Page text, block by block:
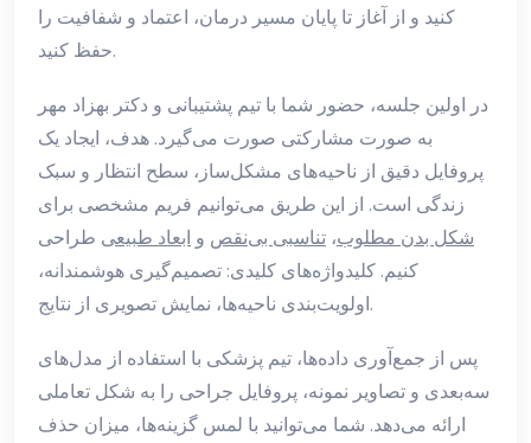
کنید و از آغاز تا پایان مسیر درمان، اعتماد و شفافیت را
حفظ کنید.
در اولین جلسه، حضور شما با تیم پشتیبانی و دکتر بهزاد مهر
به صورت مشارکتی صورت می‌گیرد. هدف، ایجاد یک
پروفایل دقیق از ناحیه‌های مشکل‌ساز، سطح انتظار و سبک
زندگی است. از این طریق می‌توانیم فریم مشخصی برای
شکل بدن مطلوب، تناسبی بی‌نقص و ابعاد طبیعی طراحی
کنیم. کلیدواژه‌های کلیدی: تصمیم‌گیری هوشمندانه،
اولویت‌بندی ناحیه‌ها، نمایش تصویری از نتایج.
پس از جمع‌آوری داده‌ها، تیم پزشکی با استفاده از مدل‌های
سه‌بعدی و تصاویر نمونه، پروفایل جراحی را به شکل تعاملی
ارائه می‌دهد. شما می‌توانید با لمس گزینه‌ها، میزان حذف